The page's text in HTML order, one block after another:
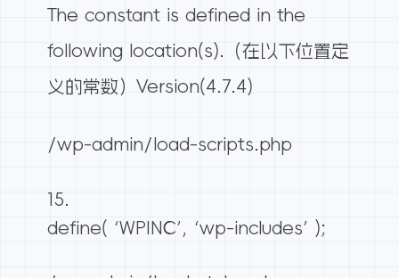
The constant is defined in the
following location(s).（在以下位置定
义的常数） Version(4.7.4)
/wp-admin/load-scripts.php
define( ‘WPINC’, ‘wp-includes’ );